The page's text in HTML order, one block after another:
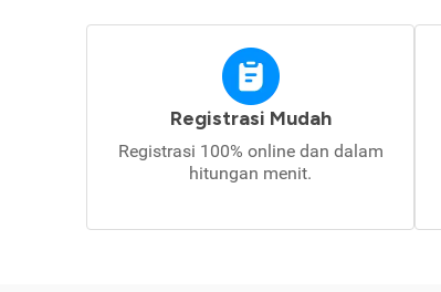
Registrasi Mudah
Registrasi 100% online dan dalam
hitungan menit.